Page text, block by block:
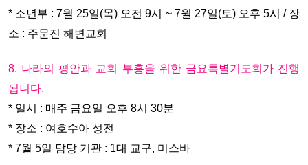
* 소년부 : 7월 25일(목) 오전 9시 ~ 7월 27일(토) 오후 5시 / 장
소 : 주문진 해변교회
8. 나라의 평안과 교회 부흥을 위한 금요특별기도회가 진행
됩니다.
* 일시 : 매주 금요일 오후 8시 30분
* 장소 : 여호수아 성전
* 7월 5일 담당 기관 : 1대 교구, 미스바